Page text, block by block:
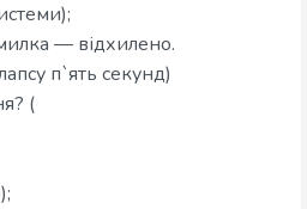
— відхилено.
п`ять секунд)
(